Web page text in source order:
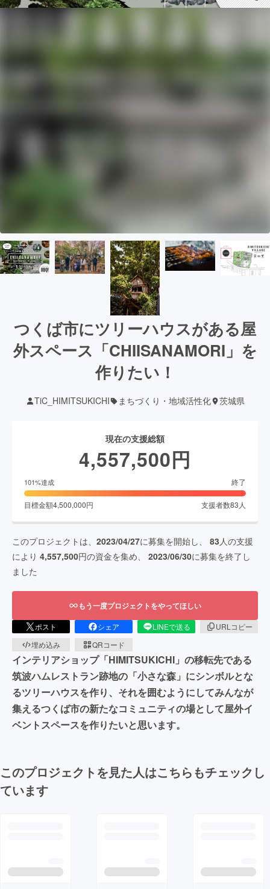
つくば市にツリーハウスがある屋
外スペース「CHIISANAMORI」を
作りたい！
TiC_HIMITSUKICHI まちづくり・地域活性化 茨城県
現在の支援総額
4,557,500円
101%達成 終了
目標金額4,500,000円 支援者数83 人
このプロジェクトは、 2023/04/27に募集を開始し、 83人の支援
により 4,557,500円の資金を集め、 2023/06/30に募集を終了し
ました
もう一度プロジェクトをやってほしい
ポスト シェア LINEで送る
URLコピー
埋め込み
QRコード
インテリアショップ「HIMITSUKICHI」の移転先である
筑波ハムレストラン跡地の「小さな森」にシンボルとな
るツリーハウスを作り、それを囲むようにしてみんなが
集えるつくば市の新たなコミュニティの場として屋外イ
ベントスペースを作りたいと思います。
このプロジェクトを見た人はこちらもチェックし
ています